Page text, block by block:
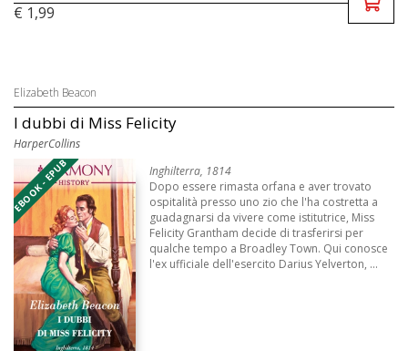
€ 1,99
Elizabeth Beacon
I dubbi di Miss Felicity
HarperCollins
EBOOK - EPUB
Inghilterra, 1814
Dopo essere rimasta orfana e aver trovato
ospitalità presso uno zio che l'ha costretta a
guadagnarsi da vivere come istitutrice, Miss
Felicity Grantham decide di trasferirsi per
qualche tempo a Broadley Town. Qui conosce
l'ex ufficiale dell'esercito Darius Yelverton, ...